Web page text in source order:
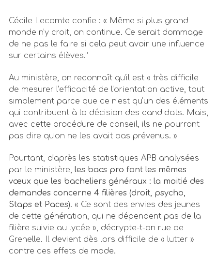
Cécile Lecomte confie : « Même si plus grand
monde n’y croit, on continue. Ce serait dommage
de ne pas le faire si cela peut avoir une influence
sur certains élèves.”
Au ministère, on reconnaît qu’il est « très difficile
de mesurer l’efficacité de l’orientation active, tout
simplement parce que ce n’est qu’un des éléments
qui contribuent à la décision des candidats. Mais,
avec cette procédure de conseil, ils ne pourront
pas dire qu’on ne les avait pas prévenus. »
Pourtant, d’après les statistiques APB analysées
par le ministère, les bacs pro font les mêmes
vœux que les bacheliers généraux : la moitié des
demandes concerne 4 filières (droit, psycho,
Staps et Paces). « Ce sont des envies des jeunes
de cette génération, qui ne dépendent pas de la
filière suivie au lycée », décrypte-t-on rue de
Grenelle. Il devient dès lors difficile de « lutter »
contre ces effets de mode.